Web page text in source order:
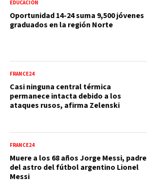
EDUCACIÓN
Oportunidad 14-24 suma 9,500 jóvenes
graduados en la región Norte
FRANCE24
Casi ninguna central térmica
permanece intacta debido a los
ataques rusos, afirma Zelenski
FRANCE24
Muere a los 68 años Jorge Messi, padre
del astro del fútbol argentino Lionel
Messi